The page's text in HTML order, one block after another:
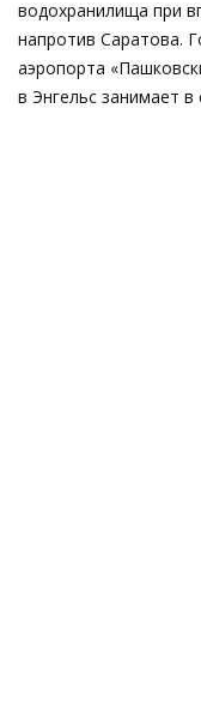
водохранилища при
напротив Саратова.
аэропорта
в Энгельс занимает в